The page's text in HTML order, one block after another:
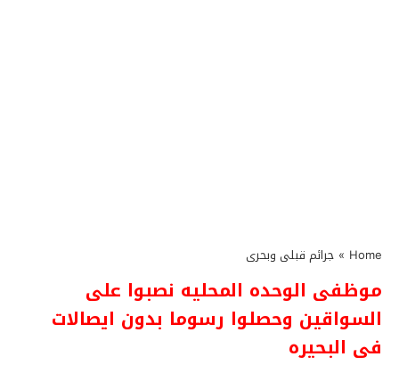
Home
» جرائم قبلى وبحرى
موظفى الوحده المحليه نصبوا على
السواقين وحصلوا رسوما بدون ايصالات
فى البحيره